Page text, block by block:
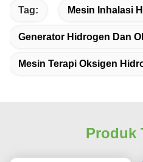
Tag: Mesin Inhalasi
Generator Hidrogen Dan
Mesin Terapi Oksigen
Produk